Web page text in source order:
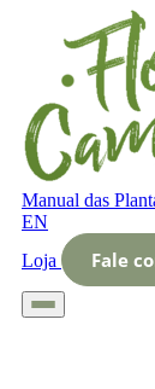
Manual das
EN
Loja
Fale